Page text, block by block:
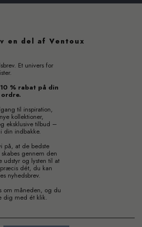
en del af Ventoux
Et univers for
% rabat på din
til inspiration,
kollektioner,
eksklusive tilbud –
din indbakke.
på, at de bedste
gennem den
udstyr og lysten til at
dét, du kan
nyhedsbrev.
om måneden, og du
dig med ét klik.